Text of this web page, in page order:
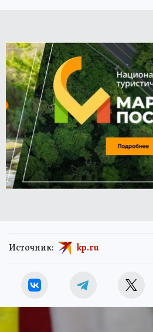
Источник: kp.ru